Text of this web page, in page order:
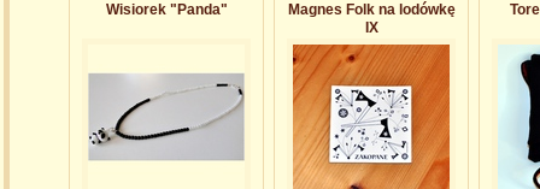
Wisiorek "Panda"
Magnes Folk na lodówkę
IX